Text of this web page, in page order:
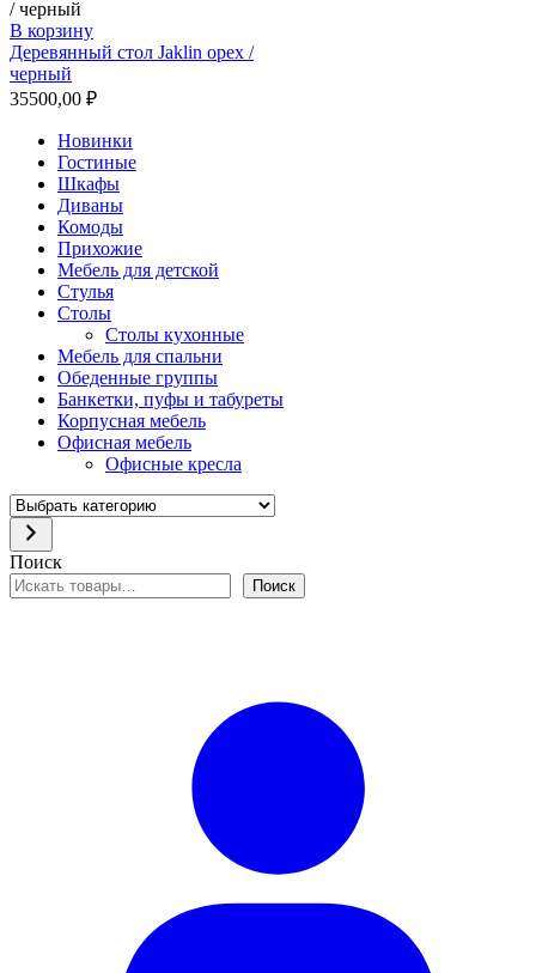
В корзину
Деревянный стол Jaklin орех /
черный
35500,00 ₽
Новинки
Гостиные
Шкафы
Диваны
Комоды
Прихожие
Мебель для детской
Стулья
Столы
Столы кухонные
Мебель для спальни
Обеденные группы
Банкетки, пуфы и табуреты
Корпусная мебель
Офисная мебель
Офисные кресла
Выбрать
категорию
Поиск
Поиск